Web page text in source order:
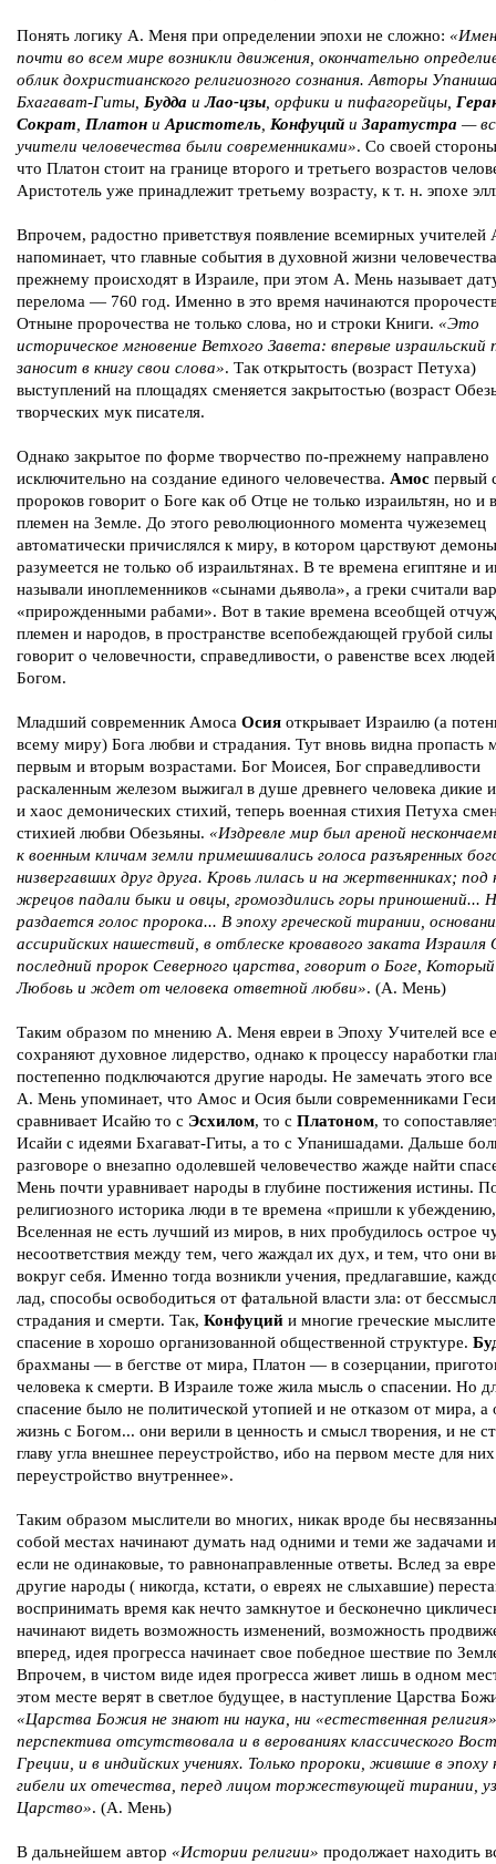
Понять логику А. Меня при определении эпохи не сложно:
почти во всем мире возникли движения, окончательно
облик дохристианского религиозного сознания. Авторы
Бхагават-Гиты, Будда иЛао-цзы , орфики и пифагорейцы,
Сократ
Платон и Аристотель Конфуций и Заратустра —
учители человечества были современниками». Со своей
что Платон стоит на границе второго и третьего возрастов
Аристотель уже принадлежит третьему возрасту, к т. н. эпохе
Впрочем, радостно приветствуя появление всемирных
напоминает, что главные события в духовной жизни
прежнему происходят в Израиле, при этом А. Мень называет
перелома — 760 год. Именно в это время начинаются
Отныне пророчества не только слова, но и строки Книги. «Это
историческое мгновение Ветхого Завета: впервые израильский
заносит в книгу свои слова». Так открытость (возраст Петуха)
выступлений на площадях сменяется закрытостью (возраст
творческих мук писателя.
Однако закрытое по форме творчество по-прежнему направлено
исключительно на создание единого человечества. Амос первый
пророков говорит о Боге как об Отце не только израильтян, но и
племен на Земле. До этого революционного момента чужеземец
автоматически причислялся к миру, в котором царствуют
разумеется не только об израильтянах. В те времена египтяне и
называли иноплеменников «сынами дьявола», а греки считали
«прирожденными рабами». Вот в такие времена всеобщей
племен и народов, в пространстве всепобеждающей грубой
говорит о человечности, справедливости, о равенстве всех
Богом.
Младший современник Амоса Осия открывает Израилю (а
всему миру) Бога любви и страдания. Тут вновь видна пропасть
первым и вторым возрастами. Бог Моисея, Бог справедливости
раскаленным железом выжигал в душе древнего человека дикие
и хаос демонических стихий, теперь военная стихия Петуха
стихией любви Обезьяны. «Издревле мир был ареной
к военным кличам земли примешивались голоса разъяренных
низвергавших друг друга. Кровь лилась и на жертвенниках;
жрецов падали быки и овцы, громоздились горы приношений...
раздается голос пророка... В эпоху греческой тирании,
ассирийских нашествий, в отблеске кровавого заката Израиля
последний пророк Северного царства, говорит о Боге,
Любовь и ждет от человека ответной любви». (А. Мень)
Таким образом по мнению А. Меня евреи в Эпоху Учителей все
сохраняют духовное лидерство, однако к процессу наработки
постепенно подключаются другие народы. Не замечать этого все
А. Мень упоминает, что Амос и Осия были современниками
сравнивает Исайю то с Эсхилом, то с Платоном, то
Исайи с идеями Бхагават-Гиты, а то с Упанишадами. Дальше
разговоре о внезапно одолевшей человечество жажде найти
Мень почти уравнивает народы в глубине постижения истины.
религиозного историка люди в те времена «пришли к
Вселенная не есть лучший из миров, в них пробудилось острое
несоответствия между тем, чего жаждал их дух, и тем, что они
вокруг себя. Именно тогда возникли учения, предлагавшие,
лад, способы освободиться от фатальной власти зла: от
страдания и смерти. Так, Конфуций и многие греческие
спасение в хорошо организованной общественной структуре.
брахманы — в бегстве от мира, Платон — в созерцании,
человека к смерти. В Израиле тоже жила мысль о спасении. Но
спасение было не политической утопией и не отказом от мира, а
жизнь с Богом... они верили в ценность и смысл творения, и не
главу угла внешнее переустройство, ибо на первом месте для
переустройство внутреннее».
Таким образом мыслители во многих, никак вроде бы
собой местах начинают думать над одними и теми же задачами
если не одинаковые, то равнонаправленные ответы. Вслед за
другие народы ( никогда, кстати, о евреях не слыхавшие)
воспринимать время как нечто замкнутое и бесконечно
начинают видеть возможность изменений, возможность
вперед, идея прогресса начинает свое победное шествие по
Впрочем, в чистом виде идея прогресса живет лишь в одном
этом месте верят в светлое будущее, в наступление Царства
«Царства Божия не знают ни наука, ни «естественная
перспектива отсутствовала и в верованиях классического
Греции, и в индийских учениях. Только пророки, жившие в эпоху
гибели их отечества, перед лицом торжествующей тирании,
Царство». (А. Мень)
В дальнейшем автор «Истории религии» продолжает находить